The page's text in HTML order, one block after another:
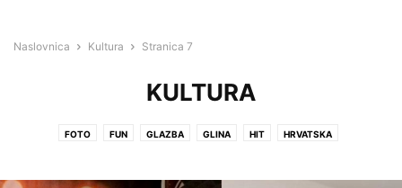
Naslovnica Kultura Stranica 7
KULTURA
FOTO FUN GLAZBA GLINA HIT HRVATSKA
KUTINA LIFESTYLE NA GRUNTU NAJAVA DOGAĐANJA